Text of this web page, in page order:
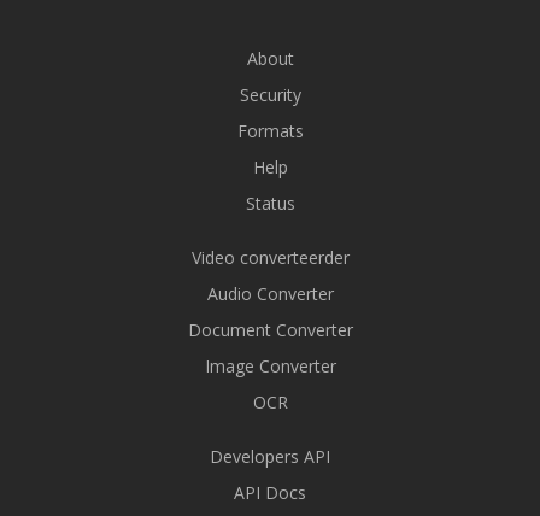
About
Security
Formats
Help
Status
Video converteerder
Audio Converter
Document Converter
Image Converter
OCR
Developers API
API Docs